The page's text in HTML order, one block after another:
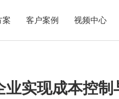
案
生产管理
客户案例
家用电器 电子制造
视频中心
实现成本控制